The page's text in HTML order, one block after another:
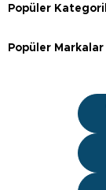
Popüler
Popüler Markalar